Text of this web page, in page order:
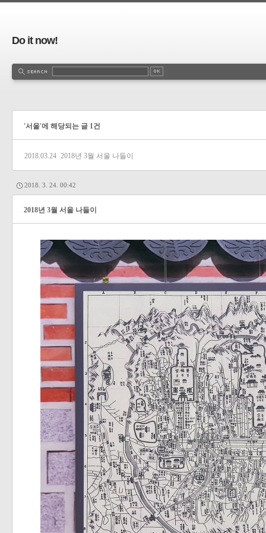
Do it now!
'서울'에 해당되는 글 1건
2018.03.24 2018년 3월 서울 나들이
2018. 3. 24. 00:42
2018년 3월 서울 나들이